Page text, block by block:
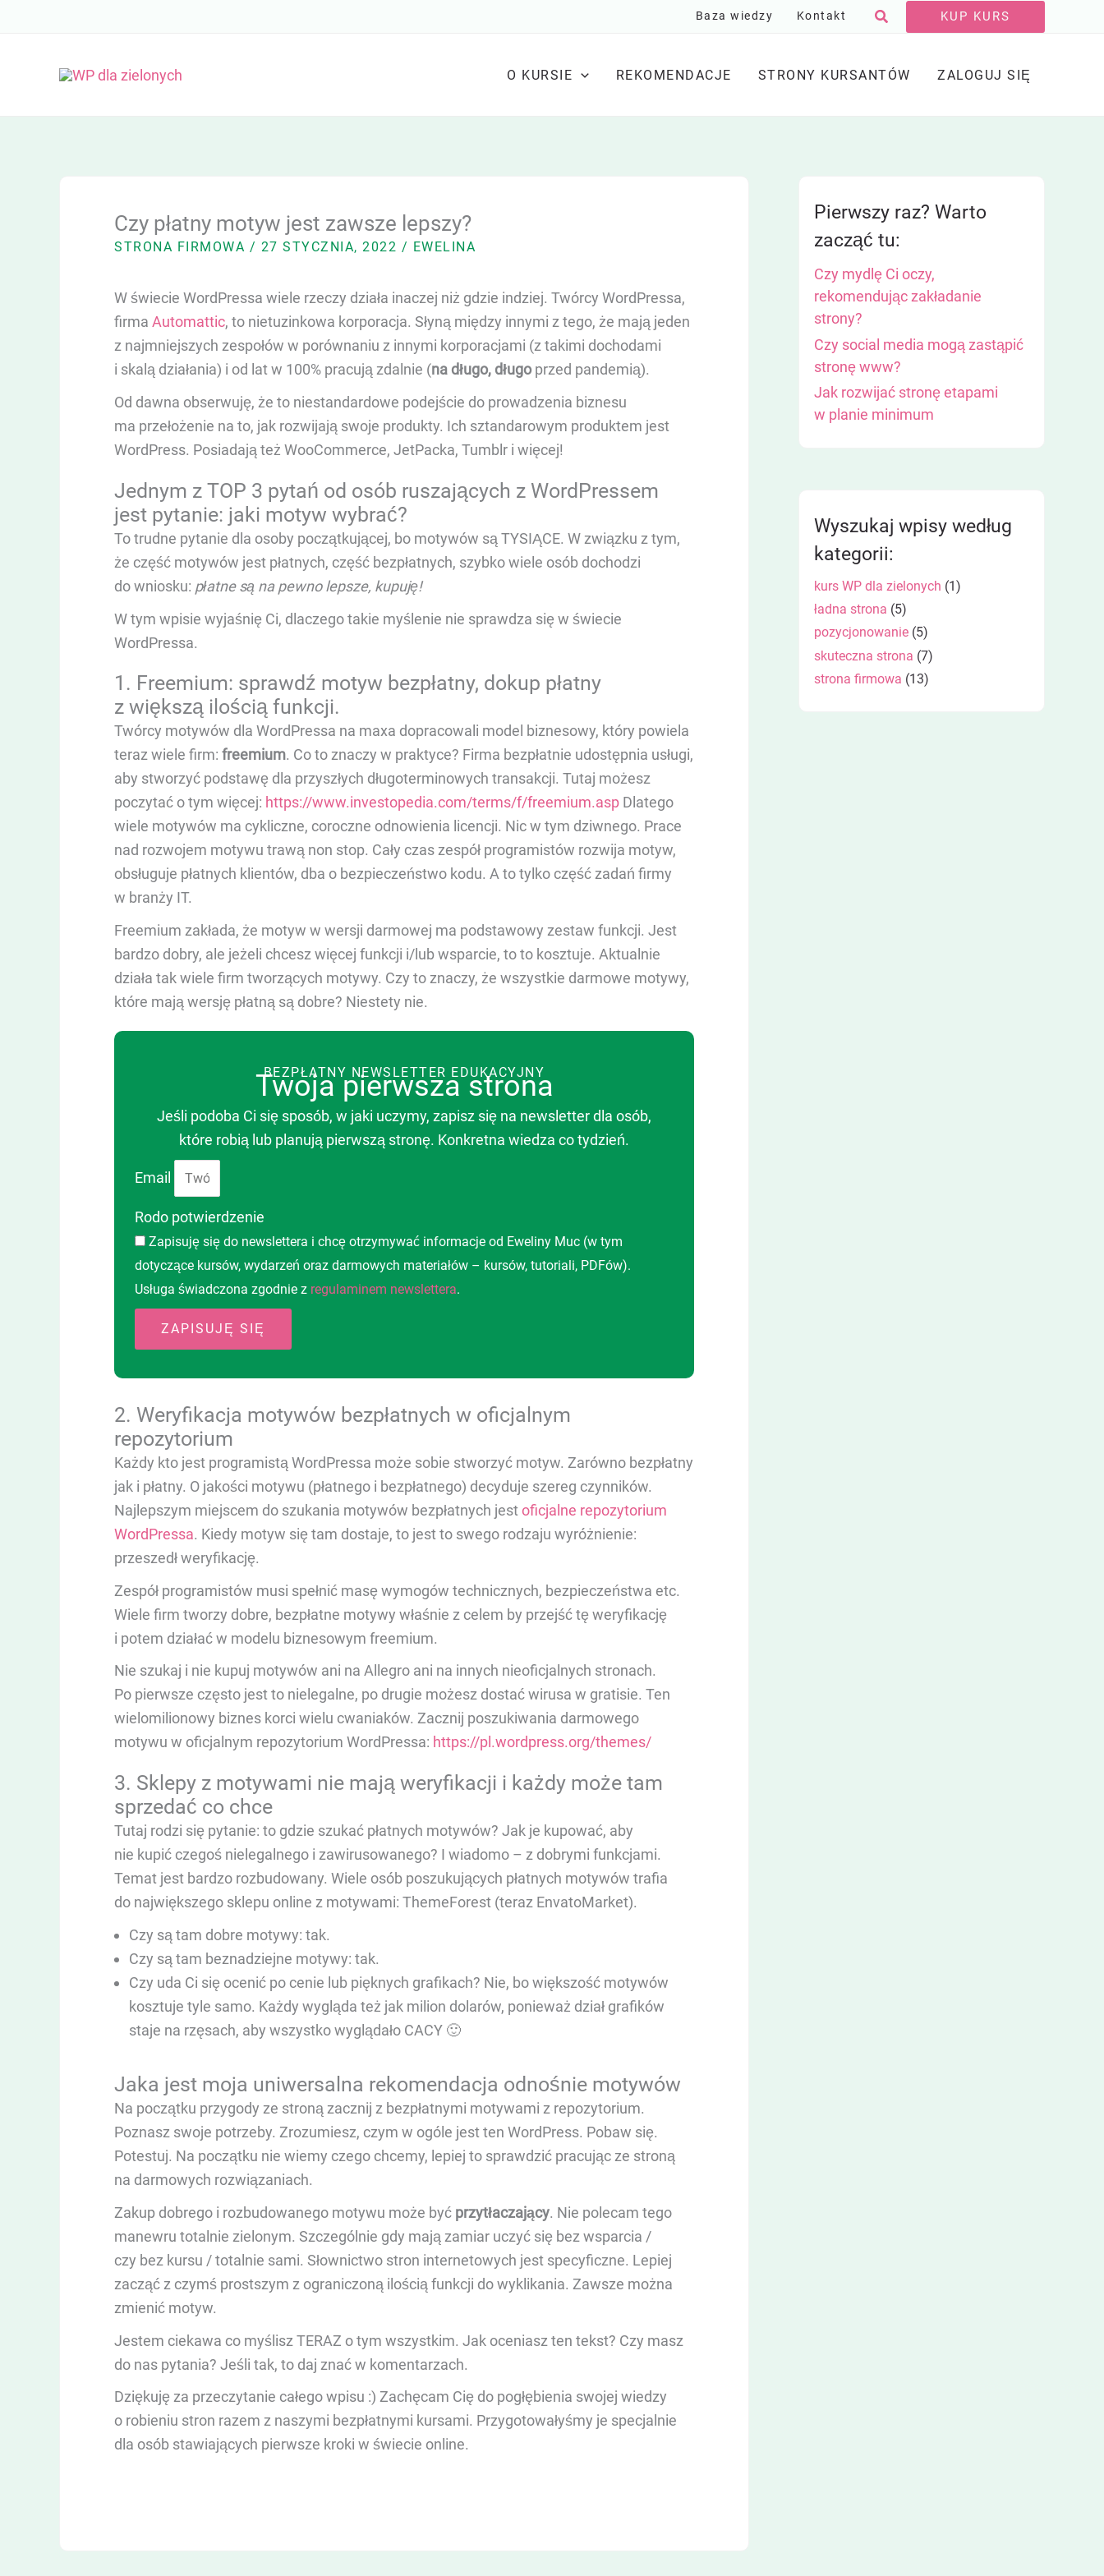
Baza wiedzy Kontakt Szukaj KUP KURS
O KURSIE REKOMENDACJE STRONY KURSANTÓW ZALOGUJ SIĘ
Czy płatny motyw jest zawsze lepszy?
STRONA FIRMOWA / 27 STYCZNIA, 2022 / EWELINA
W świecie WordPressa wiele rzeczy działa inaczej niż gdzie indziej. Twórcy WordPressa,
firmaAutomattic, to nietuzinkowa korporacja. Słyną między innymi z tego, że mają jeden
z najmniejszych zespołów w porównaniu z innymi korporacjami (z takimi dochodami
i skalą działania) i od lat w 100% pracują zdalnie (na długo, długo przed pandemią).
Od dawna obserwuję, że to niestandardowe podejście do prowadzenia biznesu
ma przełożenie na to, jak rozwijają swoje produkty. Ich sztandarowym produktem jest
WordPress. Posiadają też WooCommerce, JetPacka, Tumblr i więcej!
Jednym z TOP 3 pytań od osób ruszających z WordPressem
jest pytanie: jaki motyw wybrać?
To trudne pytanie dla osoby początkującej, bo motywów są TYSIĄCE. W związku z tym,
że część motywów jest płatnych, część bezpłatnych, szybko wiele osób dochodzi
do wniosku: płatne są na pewno lepsze, kupuję!
W tym wpisie wyjaśnię Ci, dlaczego takie myślenie nie sprawdza się w świecie
WordPressa.
1. Freemium: sprawdź motyw bezpłatny, dokup płatny
z większą ilością funkcji.
Twórcy motywów dla WordPressa na maxa dopracowali model biznesowy, który powiela
teraz wiele firm:freemium. Co to znaczy w praktyce? Firma bezpłatnie udostępnia usługi,
aby stworzyć podstawę dla przyszłych długoterminowych transakcji. Tutaj możesz
poczytać o tym więcej: https://www.investopedia.com/terms/f/freemium.asp Dlatego
wiele motywów ma cykliczne, coroczne odnowienia licencji. Nic w tym dziwnego. Prace
nad rozwojem motywu trawą non stop. Cały czas zespół programistów rozwija motyw,
obsługuje płatnych klientów, dba o bezpieczeństwo kodu. A to tylko część zadań firmy
w branży IT.
Freemium zakłada, że motyw w wersji darmowej ma podstawowy zestaw funkcji. Jest
bardzo dobry, ale jeżeli chcesz więcej funkcji i/lub wsparcie, to to kosztuje. Aktualnie
działa tak wiele firm tworzących motywy. Czy to znaczy, że wszystkie darmowe motywy,
które mają wersję płatną są dobre? Niestety nie.
BEZPŁATNY NEWSLETTER EDUKACYJNY
Twoja pierwsza strona
Jeśli podoba Ci się sposób, w jaki uczymy, zapisz się na newsletter dla osób,
które robią lub planują pierwszą stronę. Konkretna wiedza co tydzień.
Email
Rodo potwierdzenie
Zapisuję się do newslettera i chcę otrzymywać informacje od Eweliny Muc (w tym
dotyczące kursów, wydarzeń oraz darmowych materiałów – kursów, tutoriali, PDFów).
Usługa świadczona zgodnie z regulaminem newslettera.
ZAPISUJĘ SIĘ
2. Weryfikacja motywów bezpłatnych w oficjalnym
repozytorium
Każdy kto jest programistą WordPressa może sobie stworzyć motyw. Zarówno bezpłatny
jak i płatny. O jakości motywu (płatnego i bezpłatnego) decyduje szereg czynników.
Najlepszym miejscem do szukania motywów bezpłatnych jestoficjalne repozytorium
WordPressa. Kiedy motyw się tam dostaje, to jest to swego rodzaju wyróżnienie:
przeszedł weryfikację.
Zespół programistów musi spełnić masę wymogów technicznych, bezpieczeństwa etc.
Wiele firm tworzy dobre, bezpłatne motywy właśnie z celem by przejść tę weryfikację
i potem działać w modelu biznesowym freemium.
Nie szukaj i nie kupuj motywów ani na Allegro ani na innych nieoficjalnych stronach.
Po pierwsze często jest to nielegalne, po drugie możesz dostać wirusa w gratisie. Ten
wielomilionowy biznes korci wielu cwaniaków. Zacznij poszukiwania darmowego
motywu w oficjalnym repozytorium WordPressa: https://pl.wordpress.org/themes/
3. Sklepy z motywami nie mają weryfikacji i każdy może tam
sprzedać co chce
Tutaj rodzi się pytanie: to gdzie szukać płatnych motywów? Jak je kupować, aby
nie kupić czegoś nielegalnego i zawirusowanego? I wiadomo – z dobrymi funkcjami.
Temat jest bardzo rozbudowany. Wiele osób poszukujących płatnych motywów trafia
do największego sklepu online z motywami: ThemeForest (teraz EnvatoMarket).
Czy są tam dobre motywy: tak.
Czy są tam beznadziejne motywy: tak.
Czy uda Ci się ocenić po cenie lub pięknych grafikach? Nie, bo większość motywów
kosztuje tyle samo. Każdy wygląda też jak milion dolarów, ponieważ dział grafików
staje na rzęsach, aby wszystko wyglądało CACY 🙂
Jaka jest moja uniwersalna rekomendacja odnośnie motywów
Na początku przygody ze stroną zacznij z bezpłatnymi motywami z repozytorium.
Poznasz swoje potrzeby. Zrozumiesz, czym w ogóle jest ten WordPress. Pobaw się.
Potestuj. Na początku nie wiemy czego chcemy, lepiej to sprawdzić pracując ze stroną
na darmowych rozwiązaniach.
Zakup dobrego i rozbudowanego motywu może być przytłaczający. Nie polecam tego
manewru totalnie zielonym. Szczególnie gdy mają zamiar uczyć się bez wsparcia /
czy bez kursu / totalnie sami. Słownictwo stron internetowych jest specyficzne. Lepiej
zacząć z czymś prostszym z ograniczoną ilością funkcji do wyklikania. Zawsze można
zmienić motyw.
Jestem ciekawa co myślisz TERAZ o tym wszystkim. Jak oceniasz ten tekst? Czy masz
do nas pytania? Jeśli tak, to daj znać w komentarzach.
Dziękuję za przeczytanie całego wpisu :) Zachęcam Cię do pogłębienia swojej wiedzy
o robieniu stron razem z naszymi bezpłatnymi kursami. Przygotowałyśmy je specjalnie
dla osób stawiających pierwsze kroki w świecie online.
Pierwszy raz? Warto
zacząć tu:
Czy mydlę Ci oczy,
rekomendując zakładanie
strony?
Czy social media mogą zastąpić
stronę www?
Jak rozwijać stronę etapami
w planie minimum
Wyszukaj wpisy według
kategorii:
kurs WP dla zielonych (1)
ładna strona (5)
pozycjonowanie (5)
skuteczna strona (7)
strona firmowa (13)